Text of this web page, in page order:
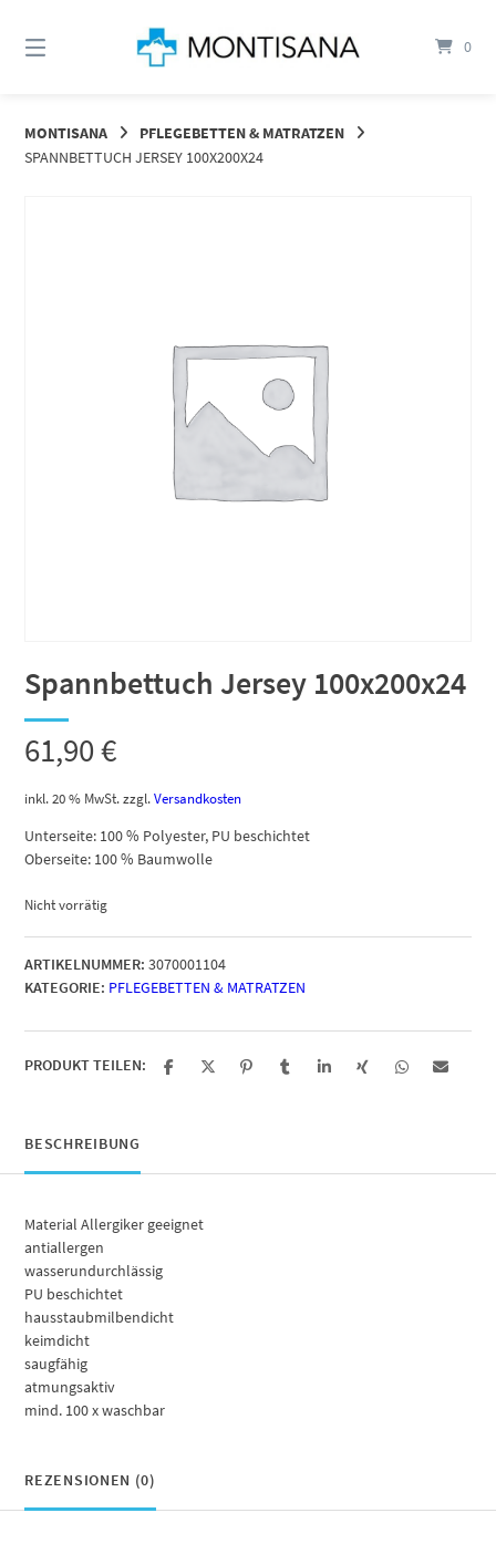
zum
0
MONTISANA
PFLEGEBETTEN & MATRATZEN
SPANNBETTUCH JERSEY 100X200X24
Spannbettuch Jersey 100x200x24
61,90€
inkl. 20 % MwSt. zzgl.Versandkosten
Unterseite: 100 % Polyester, PU beschichtet
Oberseite: 100 % Baumwolle
Nicht vorrätig
ARTIKELNUMMER: 3070001104
KATEGORIE: PFLEGEBETTEN & MATRATZEN
PRODUKT TEILEN:
BESCHREIBUNG
Material Allergiker geeignet
antiallergen
wasserundurchlässig
PU beschichtet
hausstaubmilbendicht
keimdicht
saugfähig
atmungsaktiv
mind. 100 x waschbar
REZENSIONEN (0)